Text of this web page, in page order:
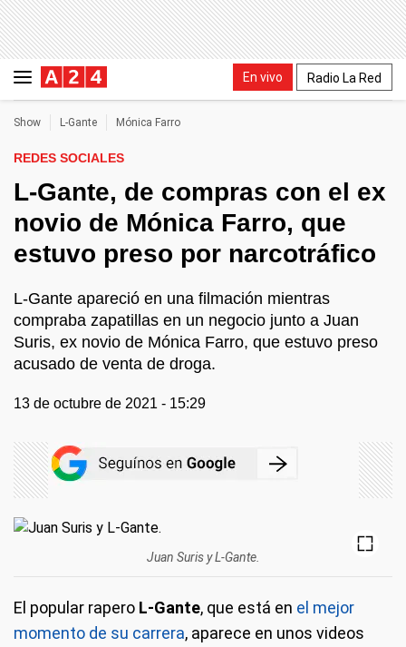
En vivo Radio La Red
Show L-Gante Mónica Farro
REDES SOCIALES
L-Gante, de compras con el ex
novio de Mónica Farro, que
estuvo preso por narcotráfico
L-Gante apareció en una filmación mientras
compraba zapatillas en un negocio junto a Juan
Suris, ex novio de Mónica Farro, que estuvo preso
acusado de venta de droga.
13 de octubre de 2021 - 15:29
Juan Suris y L-Gante.
El popular rapero L-Gante, que está en el mejor
momento de su carrera, aparece en unos videos